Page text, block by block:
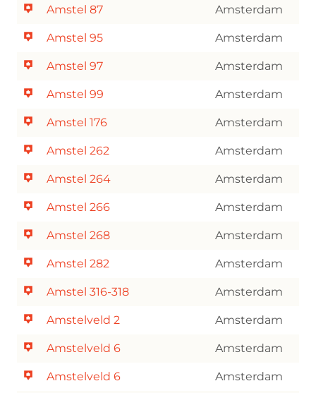
Amstel 87 Amsterdam
Amstel 95 Amsterdam
Amstel 97 Amsterdam
Amstel 99 Amsterdam
Amstel 176 Amsterdam
Amstel 262 Amsterdam
Amstel 264 Amsterdam
Amstel 266 Amsterdam
Amstel 268 Amsterdam
Amstel 282 Amsterdam
Amstel 316-318 Amsterdam
Amstelveld 2 Amsterdam
Amstelveld 6 Amsterdam
Amstelveld 6 Amsterdam